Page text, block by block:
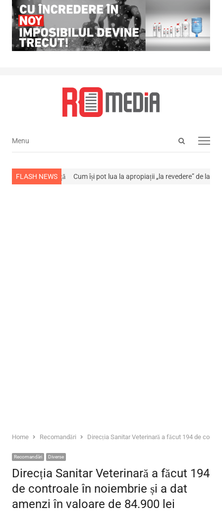
Open
Menu
Menu
FLASH NEWS
stins din viață Cum își pot lua la apropiații „la revedere” de la…
Home Recomandări Direcția Sanitar Veterinară a făcut 194 de
Recomandări Diverse
Direcția Sanitar Veterinară a făcut 194
de controale în noiembrie și a dat
amenzi în valoare de 84.900 lei